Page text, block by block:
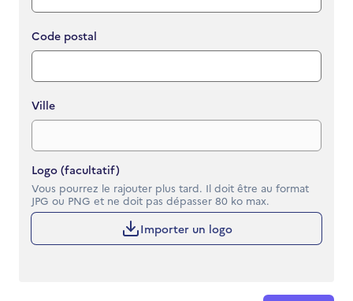
Code postal
Ville
Logo (facultatif)
Vous pourrez le rajouter plus tard. Il doit être au format
JPG ou PNG et ne doit pas dépasser 80 ko max.
Importer un logo